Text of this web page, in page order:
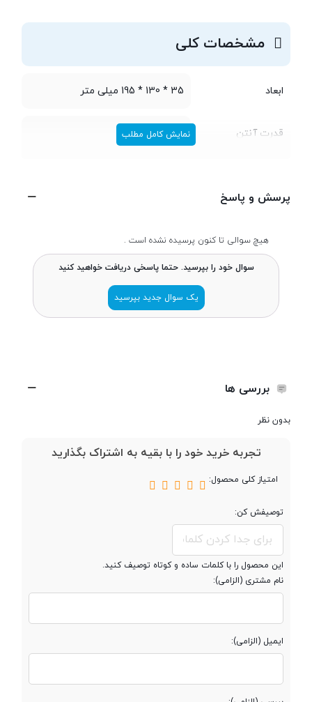
مشخصات کلی
ابعاد 35 * 130 * 195 میلی متر
قدرت آنتن 5dbi
اتصالات و امکانات
تعداد پورت شبکه
(WAN)
منبع تغذیه آداپتور برق
کلید ها
روشن و خاموش کردن اتصال بی‌سیم
فرکانس عملکرد 2.400-2.4835 گیگاهرتز
Wireless
نمایش کامل مطلب
پرسش و پاسخ
هیچ سوالی تا کنون پرسیده نشده است .
سوال خود را بپرسید. حتما پاسخی دریافت خواهید کنید
یک سوال جدید بپرسید
بررسی ها
بدون نظر
تجربه خرید خود را با بقیه به اشتراک بگذارید
امتیاز کلی محصول:
توصیفش کن:
این محصول را با کلمات ساده و کوتاه توصیف کنید.
نام مشتری (الزامی):
ایمیل (الزامی):